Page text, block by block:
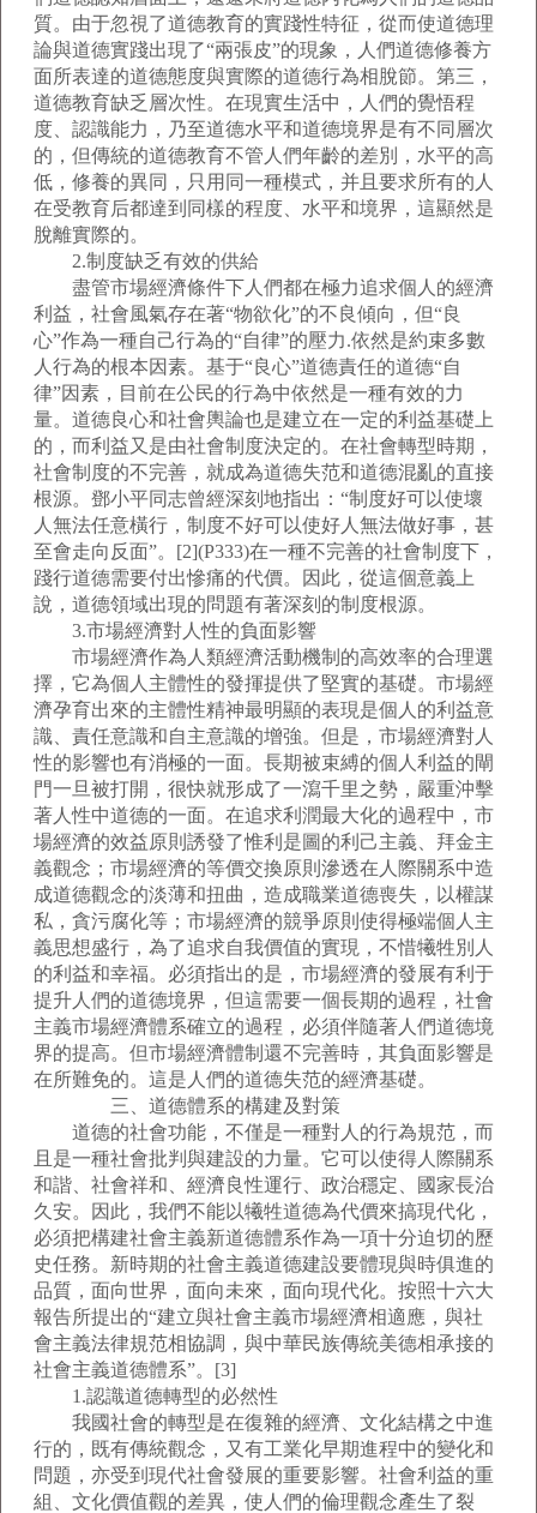
質。由于忽視了道德教育的實踐性特征，從而使道德理
論與道德實踐出現了“兩張皮”的現象，人們道德修養方
面所表達的道德態度與實際的道德行為相脫節。第三，
道德教育缺乏層次性。在現實生活中，人們的覺悟程
度、認識能力，乃至道德水平和道德境界是有不同層次
的，但傳統的道德教育不管人們年齡的差別，水平的高
低，修養的異同，只用同一種模式，并且要求所有的人
在受教育后都達到同樣的程度、水平和境界，這顯然是
脫離實際的。
2.制度缺乏有效的供給
盡管市場經濟條件下人們都在極力追求個人的經濟
利益，社會風氣存在著“物欲化”的不良傾向，但“良
心”作為一種自己行為的“自律”的壓力.依然是約束多數
人行為的根本因素。基于“良心”道德責任的道德“自
律”因素，目前在公民的行為中依然是一種有效的力
量。道德良心和社會輿論也是建立在一定的利益基礎上
的，而利益又是由社會制度決定的。在社會轉型時期，
社會制度的不完善，就成為道德失范和道德混亂的直接
根源。鄧小平同志曾經深刻地指出：“制度好可以使壞
人無法任意橫行，制度不好可以使好人無法做好事，甚
至會走向反面”。[2](P333)在一種不完善的社會制度下，
踐行道德需要付出慘痛的代價。因此，從這個意義上
說，道德領域出現的問題有著深刻的制度根源。
3.市場經濟對人性的負面影響
市場經濟作為人類經濟活動機制的高效率的合理選
擇，它為個人主體性的發揮提供了堅實的基礎。市場經
濟孕育出來的主體性精神最明顯的表現是個人的利益意
識、責任意識和自主意識的增強。但是，市場經濟對人
性的影響也有消極的一面。長期被束縛的個人利益的閘
門一旦被打開，很快就形成了一瀉千里之勢，嚴重沖擊
著人性中道德的一面。在追求利潤最大化的過程中，市
場經濟的效益原則誘發了惟利是圖的利己主義、拜金主
義觀念；市場經濟的等價交換原則滲透在人際關系中造
成道德觀念的淡薄和扭曲，造成職業道德喪失，以權謀
私，貪污腐化等；市場經濟的競爭原則使得極端個人主
義思想盛行，為了追求自我價值的實現，不惜犧牲別人
的利益和幸福。必須指出的是，市場經濟的發展有利于
提升人們的道德境界，但這需要一個長期的過程，社會
主義市場經濟體系確立的過程，必須伴隨著人們道德境
界的提高。但市場經濟體制還不完善時，其負面影響是
在所難免的。這是人們的道德失范的經濟基礎。
三、道德體系的構建及對策
道德的社會功能，不僅是一種對人的行為規范，而
且是一種社會批判與建設的力量。它可以使得人際關系
和諧、社會祥和、經濟良性運行、政治穩定、國家長治
久安。因此，我們不能以犧牲道德為代價來搞現代化，
必須把構建社會主義新道德體系作為一項十分迫切的歷
史任務。新時期的社會主義道德建設要體現與時俱進的
品質，面向世界，面向未來，面向現代化。按照十六大
報告所提出的“建立與社會主義市場經濟相適應，與社
會主義法律規范相協調，與中華民族傳統美德相承接的
社會主義道德體系”。[3]
1.認識道德轉型的必然性
我國社會的轉型是在復雜的經濟、文化結構之中進
行的，既有傳統觀念，又有工業化早期進程中的變化和
問題，亦受到現代社會發展的重要影響。社會利益的重
組、文化價值觀的差異，使人們的倫理觀念產生了裂